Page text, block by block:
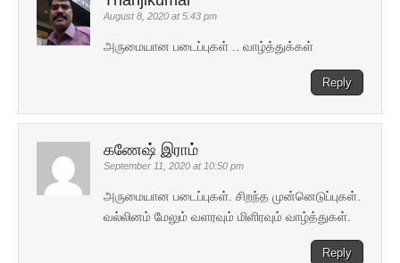
August 8, 2020 at 5:43 pm
அருமையான படைப்புகள் .. வாழ்த்துக்கள்
Reply
கணேஷ் இராம்
September 11, 2020 at 10:50 pm
அருமையான படைப்புகள். சிறந்த முன்னெடுப்புகள்.
வல்லினம் மேலும் வளரவும் மிளிரவும் வாழ்த்துகள்.
Reply